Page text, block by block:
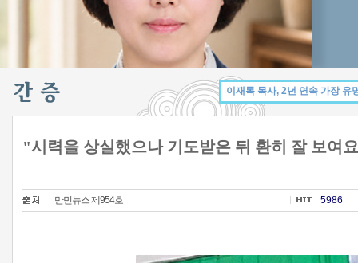
"시력을 상실했으나 기도받은 뒤 환히 잘 보여
만민뉴스 제954호 5986